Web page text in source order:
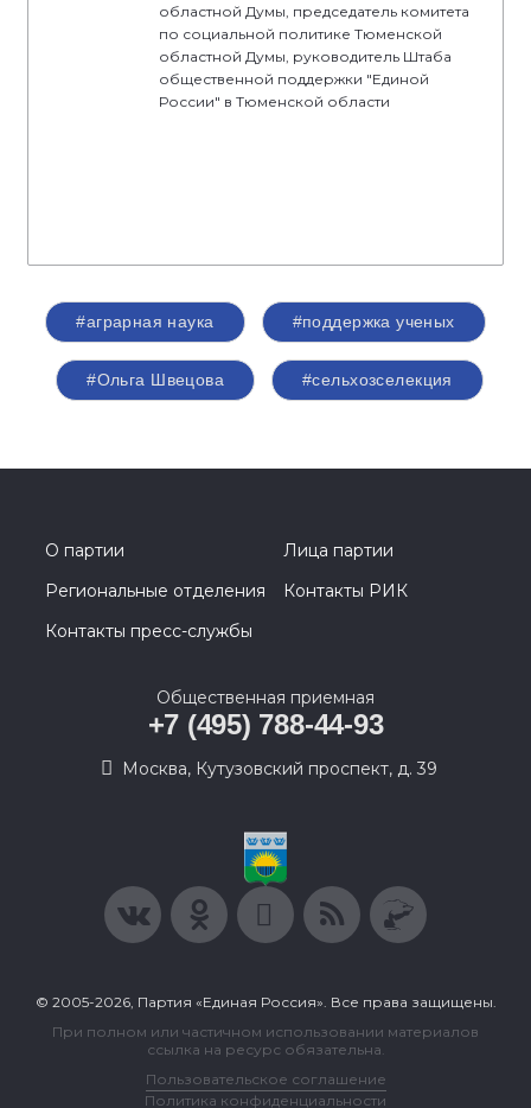
областной Думы, председатель комитета
по социальной политике Тюменской
областной Думы, руководитель Штаба
общественной поддержки "Единой
России" в Тюменской области
#аграрная наука #поддержка ученых
#Ольга Швецова #сельхозселекция
О партии
Лица партии
Региональные отделения
Контакты РИК
Контакты пресс-службы
Общественная приемная
+7 (495) 788-44-93
Москва, Кутузовский проспект, д. 39
© 2005-2026, Партия «Единая Россия». Все права защищены.
При полном или частичном использовании материалов
ссылка на ресурс обязательна.
Пользовательское соглашение
Политика конфиденциальности